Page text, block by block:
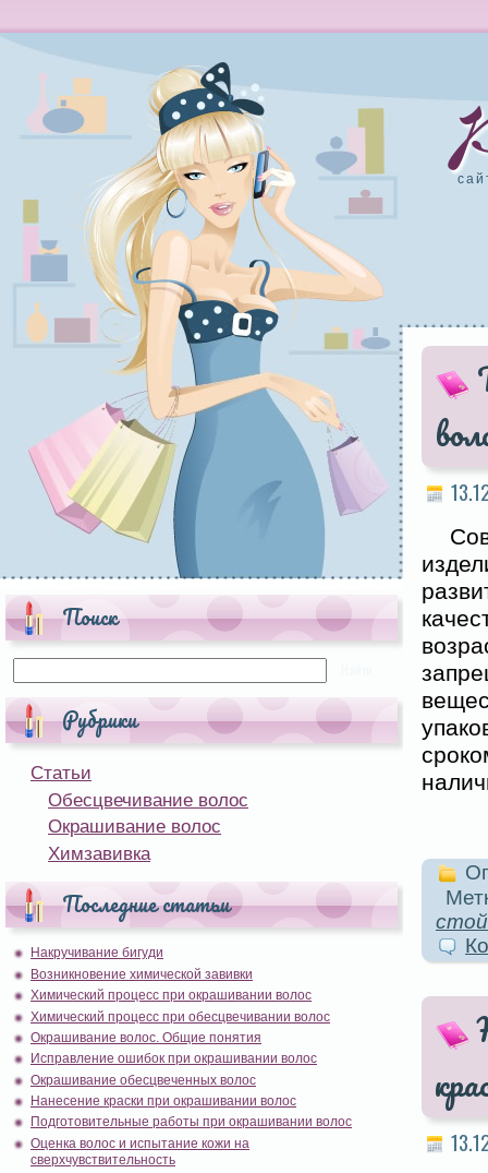
Поиск
Рубрики
Статьи
Обесцвечивание волос
Окрашивание волос
Химзавивка
Последние статьи
Накручивание бигуди
Возникновение химической завивки
Химический процесс при окрашивании волос
Химический процесс при обесцвечивании волос
Окрашивание волос. Общие понятия
Исправление ошибок при окрашивании волос
Окрашивание обесцвеченных волос
Нанесение краски при окрашивании волос
Подготовительные работы при окрашивании волос
Оценка волос и испытание кожи на
сверхчувствительность